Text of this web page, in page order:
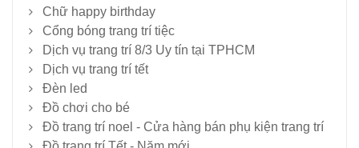
Chữ happy birthday
Cổng bóng trang trí tiệc
Dịch vụ trang trí 8/3 Uy tín tại TPHCM
Dịch vụ trang trí tết
Đèn led
Đồ chơi cho bé
Đồ trang trí noel - Cửa hàng bán phụ kiện trang trí